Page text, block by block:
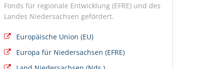
Fonds für regionale Entwicklung (EFRE) und des
Landes Niedersachsen gefördert.
Europäische Union (EU)
Europa für Niedersachsen (EFRE)